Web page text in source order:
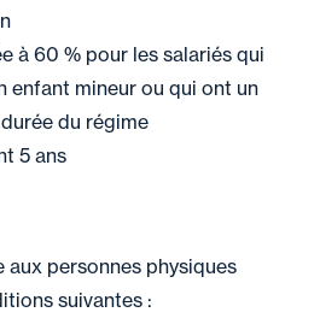
à 60 % pour les salariés qui
enfant mineur ou qui ont un
du régime
5 ans
aux personnes physiques
suivantes :